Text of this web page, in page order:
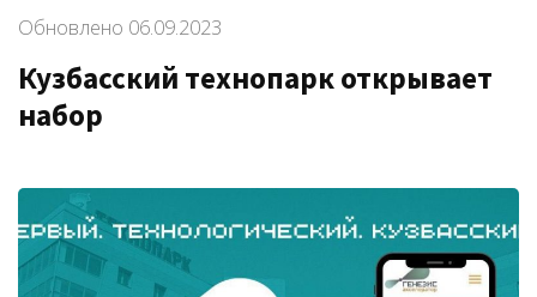
Обновлено 06.09.2023
Кузбасский технопарк открывает
набор